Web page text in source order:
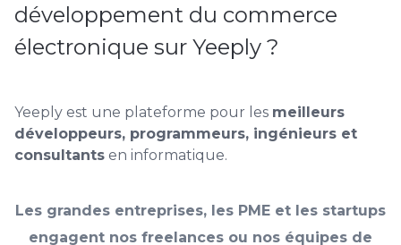
développement du commerce
électronique sur Yeeply ?
Yeeply est une plateforme pour les meilleurs
développeurs, programmeurs, ingénieurs et
consultants en informatique.
Les grandes entreprises, les PME et les startups
engagent nos freelances ou nos équipes de